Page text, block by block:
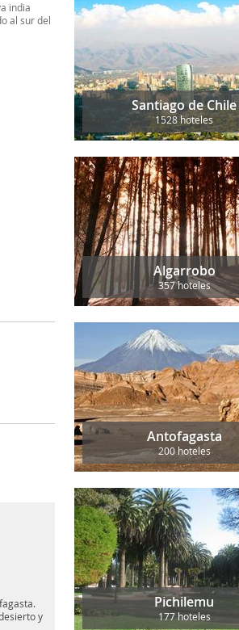
india
al sur del
y
Santiago de Chile
1528 hoteles
Algarrobo
357 hoteles
Antofagasta
200 hoteles
Pichilemu
177 hoteles